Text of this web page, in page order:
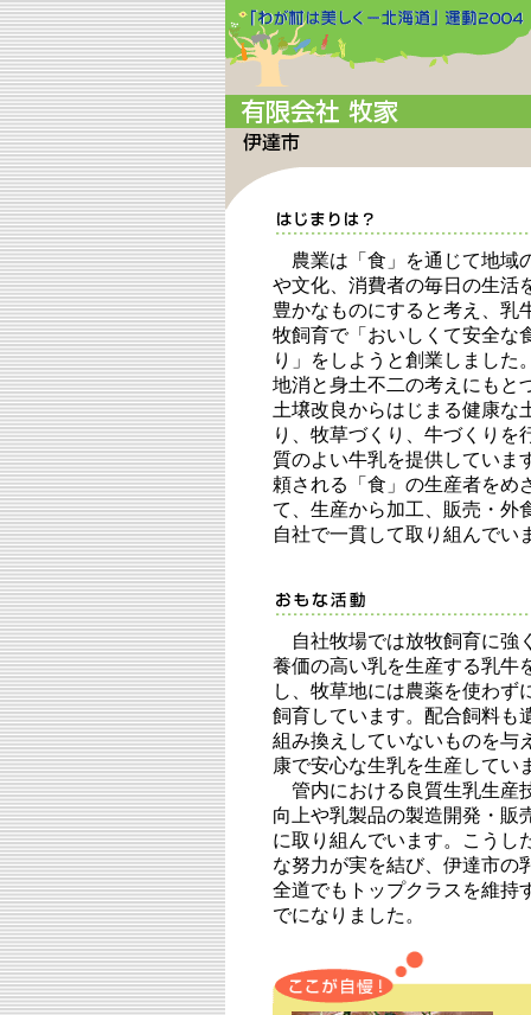
農業は「食」を通じて地域
や文化、消費者の毎日の生活
豊かなものにすると考え、乳
牧飼育で「おいしくて安全な
り」をしようと創業しました
地消と身土不二の考えにもと
土壌改良からはじまる健康な
り、牧草づくり、牛づくりを
質のよい牛乳を提供していま
頼される「食」の生産者をめ
て、生産から加工、販売・外
自社で一貫して取り組んでい
自社牧場では放牧飼育に強
養価の高い乳を生産する乳牛
し、牧草地には農薬を使わず
飼育しています。配合飼料も
組み換えしていないものを与
康で安心な生乳を生産してい
管内における良質生乳生産
向上や乳製品の製造開発・販
に取り組んでいます。こうし
な努力が実を結び、伊達市の
全道でもトップクラスを維持
でになりました。